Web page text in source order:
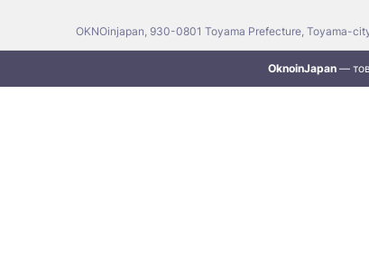
OKNOinjapan, 930-0801 Toyama Prefecture, Toyama-
OknoinJapan —